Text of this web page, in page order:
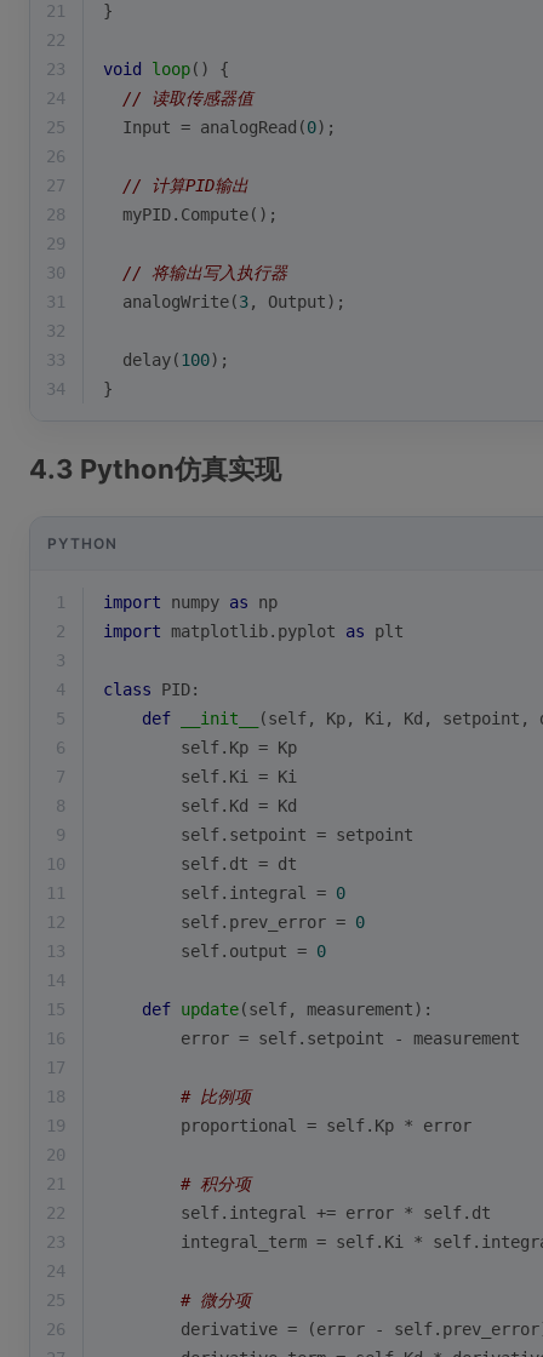
21
}
22
23
void loop()
{
24
// 读取传感器值
25
  Input =
analogRead (0);
26
27
// 计算PID输出
28
  myPID.
Compute();
29
30
// 将输出写入执行器
31
analogWrite(3, Output);
32
33
delay(100);
34
}
4.3 Python仿真实现
PYTHON
1 import numpy as np
2
import matplotlib.pyplot as plt
3
4
class PID:
5
def __init__ (self, Kp, Ki, Kd, setpoint,
6
        self.Kp = Kp
7
        self.Ki = Ki
8
        self.Kd = Kd
9
        self.setpoint = setpoint
10
        self.dt = dt
11
        self.integral =
0
12
        self.prev_error =
0
13
        self.output =
0
14
15
def update(self, measurement):
16
        error = self.setpoint - measurement
17
18
# 比例项
19
        proportional = self.Kp * error
20
21
# 积分项
22
        self.integral += error * self.dt
23
integral_term = self.Ki *
24
25
# 微分项
26
derivative = (error -